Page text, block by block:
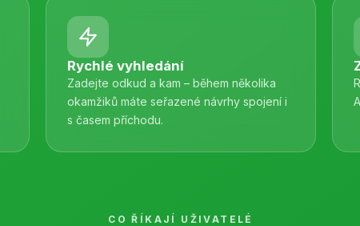
Rychlé vyhledání
Zadejte odkud a kam – během několika
okamžiků máte seřazené návrhy spojení i
s časem příchodu.
CO ŘÍKAJÍ UŽIVATELÉ